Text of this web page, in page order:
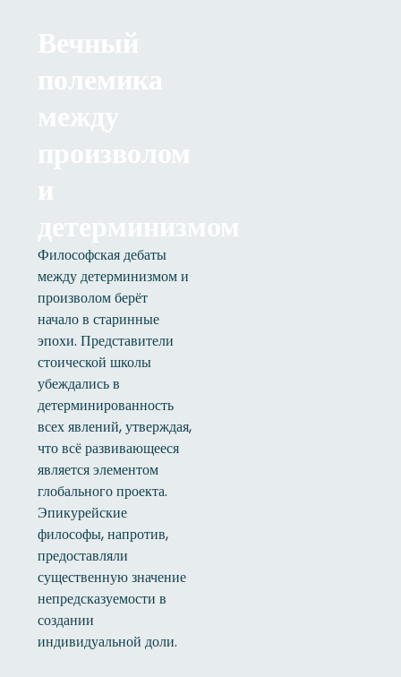
Вечный
полемика
между
произволом
и
детерминизмом
Философская дебаты
между детерминизмом и
произволом берёт
начало в старинные
эпохи. Представители
стоической школы
убеждались в
детерминированность
всех явлений, утверждая,
что всё развивающееся
является элементом
глобального проекта.
Эпикурейские
философы, напротив,
предоставляли
существенную значение
непредсказуемости в
создании
индивидуальной доли.